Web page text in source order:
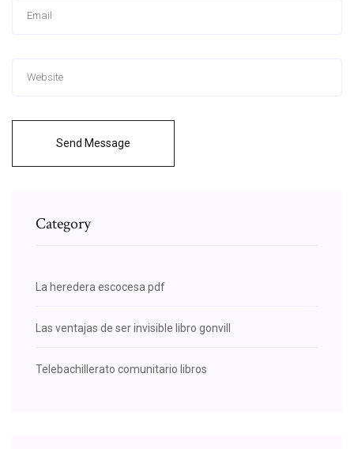
Send Message
Category
La heredera escocesa pdf
Las ventajas de ser invisible libro gonvill
Telebachillerato comunitario libros